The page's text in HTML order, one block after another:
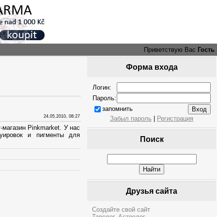
Приветствую Вас Гость
24.05.2010, 08:27
Pinkmarket. У нас
и пигменты для
Форма входа
Логин:
Пароль:
запомнить
Забыл пароль
Регистрация
Поиск
Друзья сайта
Создайте свой сайт